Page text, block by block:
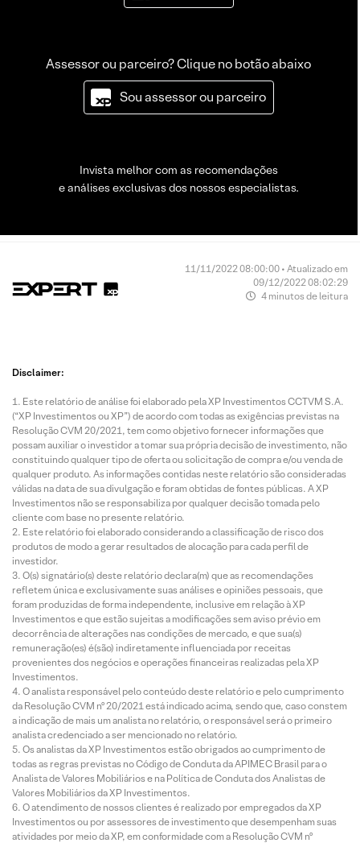
Assessor ou parceiro? Clique no botão abaixo
Sou assessor ou parceiro
Invista melhor com as recomendações
e análises exclusivas dos nossos especialistas.
11/11/2022 08:00:00 • Atualizado em
09/12/2022 08:02:29
4 minutos de leitura
Disclaimer:
Este relatório de análise foi elaborado pela XP Investimentos CCTVM S.A.
(“XP Investimentos ou XP”) de acordo com todas as exigências previstas na
Resolução CVM 20/2021, tem como objetivo fornecer informações que
possam auxiliar o investidor a tomar sua própria decisão de investimento, não
constituindo qualquer tipo de oferta ou solicitação de compra e/ou venda de
qualquer produto. As informações contidas neste relatório são consideradas
válidas na data de sua divulgação e foram obtidas de fontes públicas. A XP
Investimentos não se responsabiliza por qualquer decisão tomada pelo
cliente com base no presente relatório.
Este relatório foi elaborado considerando a classificação de risco dos
produtos de modo a gerar resultados de alocação para cada perfil de
investidor.
O(s) signatário(s) deste relatório declara(m) que as recomendações
refletem única e exclusivamente suas análises e opiniões pessoais, que
foram produzidas de forma independente, inclusive em relação à XP
Investimentos e que estão sujeitas a modificações sem aviso prévio em
decorrência de alterações nas condições de mercado, e que sua(s)
remuneração(es) é(são) indiretamente influenciada por receitas
provenientes dos negócios e operações financeiras realizadas pela XP
Investimentos.
O analista responsável pelo conteúdo deste relatório e pelo cumprimento
da Resolução CVM nº 20/2021 está indicado acima, sendo que, caso constem
a indicação de mais um analista no relatório, o responsável será o primeiro
analista credenciado a ser mencionado no relatório.
Os analistas da XP Investimentos estão obrigados ao cumprimento de
todas as regras previstas no Código de Conduta da APIMEC Brasil para o
Analista de Valores Mobiliários e na Política de Conduta dos Analistas de
Valores Mobiliários da XP Investimentos.
O atendimento de nossos clientes é realizado por empregados da XP
Investimentos ou por assessores de investimento que desempenham suas
atividades por meio da XP, em conformidade com a Resolução CVM nº